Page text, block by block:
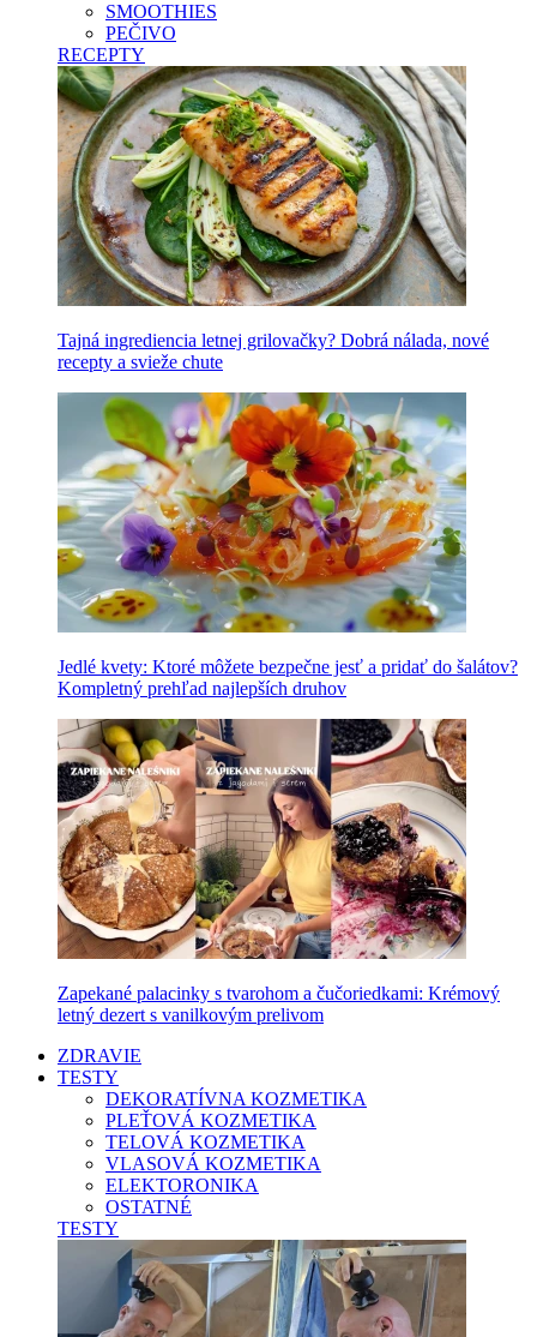
SMOOTHIES
PEČIVO
RECEPTY
Tajná ingrediencia letnej grilovačky? Dobrá nálada, nové
recepty a svieže chute
Jedlé kvety: Ktoré môžete bezpečne jesť a pridať do šalátov?
Kompletný prehľad najlepších druhov
Zapekané palacinky s tvarohom a čučoriedkami: Krémový
letný dezert s vanilkovým prelivom
ZDRAVIE
TESTY
DEKORATÍVNA KOZMETIKA
PLEŤOVÁ KOZMETIKA
TELOVÁ KOZMETIKA
VLASOVÁ KOZMETIKA
ELEKTORONIKA
OSTATNÉ
TESTY